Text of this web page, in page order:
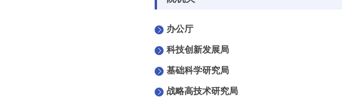
办公厅
科技创新发展局
基础科学研究局
战略高技术研究局